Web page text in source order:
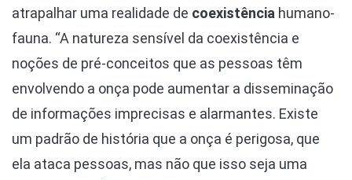
atrapalhar uma realidade de coexistência humano-
fauna. “A natureza sensível da coexistência e
noções de pré-conceitos que as pessoas têm
envolvendo a onça pode aumentar a disseminação
de informações imprecisas e alarmantes. Existe
um padrão de história que a onça é perigosa, que
ela ataca pessoas, mas não que isso seja uma